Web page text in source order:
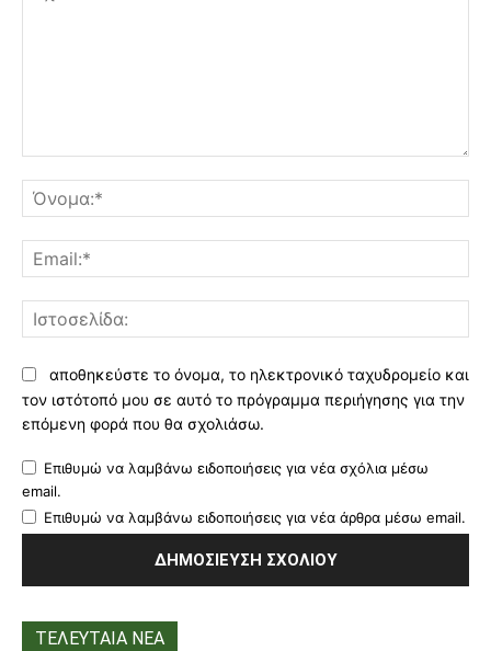
αποθηκεύστε το όνομα, το ηλεκτρονικό ταχυδρομείο και
τον ιστότοπό μου σε αυτό το πρόγραμμα περιήγησης για την
επόμενη φορά που θα σχολιάσω.
Επιθυμώ να λαμβάνω ειδοποιήσεις για νέα σχόλια μέσω
email.
Επιθυμώ να λαμβάνω ειδοποιήσεις για νέα άρθρα μέσω email.
ΤΕΛΕΥΤΑΙΑ ΝΕΑ